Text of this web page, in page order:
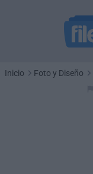
Inicio Foto y Diseño